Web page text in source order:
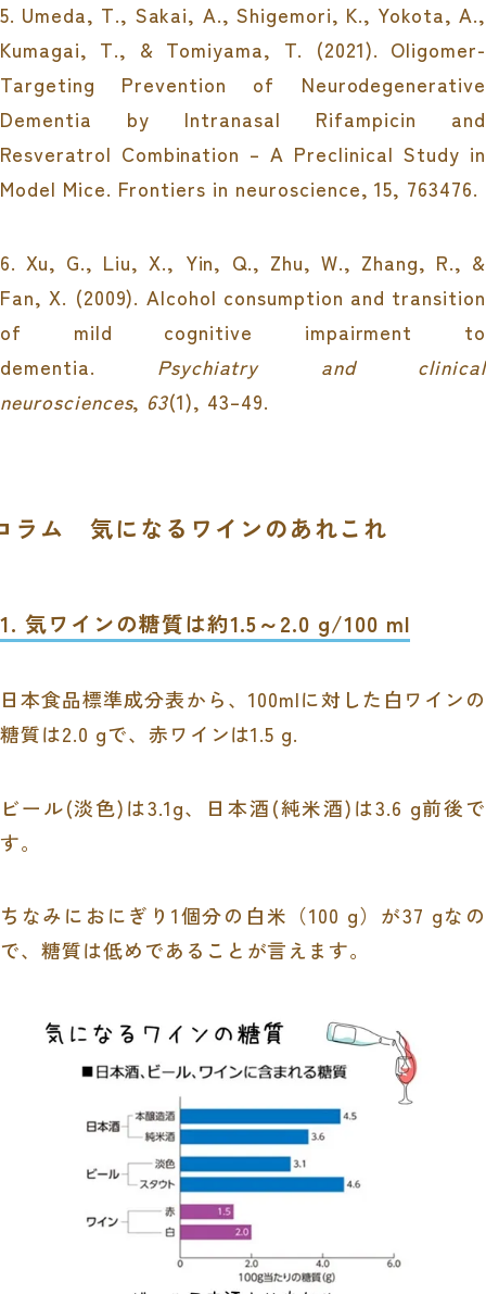
5. Umeda, T., Sakai, A., Shigemori, K., Yokota, A.,
Kumagai, T., & Tomiyama, T. (2021). Oligomer-
Targeting Prevention of Neurodegenerative
Dementia by Intranasal Rifampicin and
Resveratrol Combination – A Preclinical Study in
Model Mice. Frontiers in neuroscience,15, 763476.
6. Xu, G., Liu, X., Yin, Q., Zhu, W., Zhang, R., &
Fan, X. (2009). Alcohol consumption and transition
of mild cognitive impairment to
dementia. Psychiatry and clinical
neurosciences, 63(1), 43–49.
ラム 気になるワインのあれこれ
1. 気ワインの糖質は約1.5～2.0 g/100 ml
日本食品標準成分表から、 100mlに対した白ワインの
糖質は2.0 gで、赤ワインは1.5 g.
ビール(淡色)は3.1g、日本酒(純米酒)は3.6 g前後で
す。
ちなみにおにぎり 1個分の白米（100 g）が37 gなの
で、糖質は低めであることが言えます。